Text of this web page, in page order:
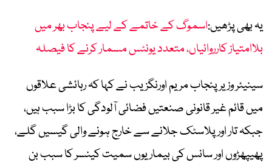
یہ بھی پڑھیں:اسموگ کے خاتمے کے لیے پنجاب بھر میں
بلاامتیاز کارروائیاں، متعدد یونٹس مسمار کرنے کا فیصلہ
سینیئر وزیر پنجاب مریم اورنگزیب نے کہا کہ رہائشی علاقوں
میں قائم غیر قانونی صنعتیں فضائی آلودگی کا بڑا سبب ہیں،
جبکہ تار اور پلاسٹک جلانے سے خارج ہونے والی گیسیں گلے،
پھیپھڑوں اور سانس کی بیماریوں سمیت کینسر کا سبب بن